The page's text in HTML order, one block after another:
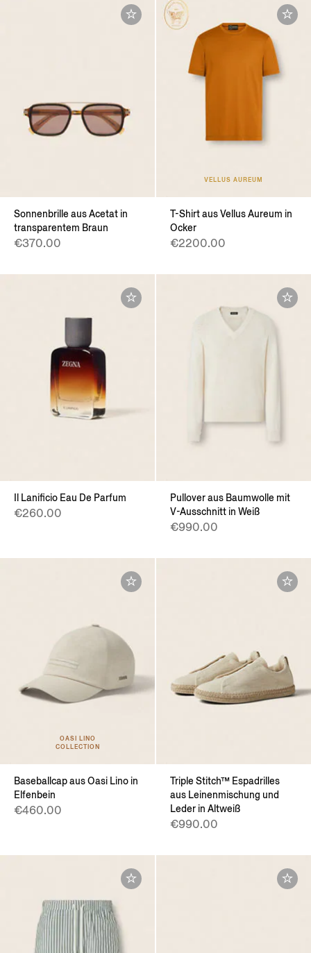
Sonnenbrille aus Acetat in
transparentem Braun
€370.00
VELLUS AUREUM
T-Shirt aus Vellus Aureum in
Ocker
€2200.00
Il Lanificio Eau De Parfum
€260.00
Pullover aus Baumwolle mit
V-Ausschnitt in Weiß
€990.00
OASI LINO
COLLECTION
Baseballcap aus Oasi Lino in
Elfenbein
€460.00
Triple Stitch™ Espadrilles
aus Leinenmischung und
Leder in Altweiß
€990.00